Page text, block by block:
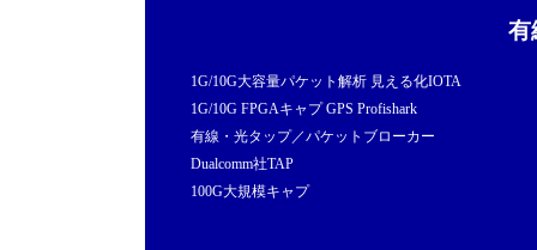
有
1G/10G大容量パケット解析 見える化IOTA
1G/10G FPGAキャプ GPS Profishark
有線・光タップ／パケットブローカー
Dualcomm社TAP
100G大規模キャプ